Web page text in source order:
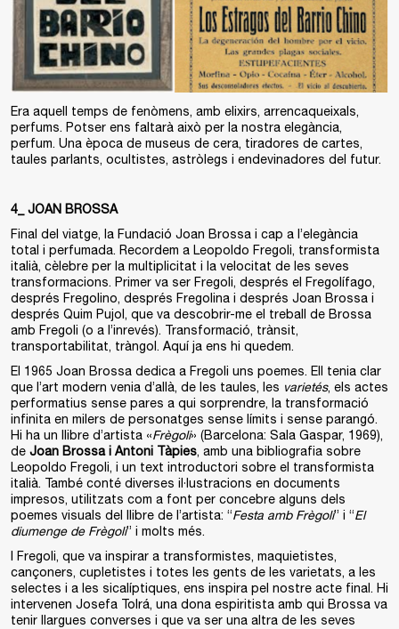
Era aquell temps de fenòmens, amb elixirs, arrencaqueixals,
perfums. Potser ens faltarà això per la nostra elegància,
perfum. Una època de museus de cera, tiradores de cartes,
taules parlants, ocultistes, astròlegs i endevinadores del futur.
4_ JOAN BROSSA
Final del viatge, la Fundació Joan Brossa i cap a l’elegància
total i perfumada. Recordem a Leopoldo Fregoli, transformista
italià, cèlebre per la multiplicitat i la velocitat de les seves
transformacions. Primer va ser Fregoli, després el Fregolífago,
després Fregolino, després Fregolina i després Joan Brossa i
després Quim Pujol, que va descobrir-me el treball de Brossa
amb Fregoli (o a l’inrevés). Transformació, trànsit,
transportabilitat, tràngol. Aquí ja ens hi quedem.
El 1965 Joan Brossa dedica a Fregoli uns poemes. Ell tenia clar
que l’art modern venia d’allà, de les taules, les varietés, els actes
performatius sense pares a qui sorprendre, la transformació
infinita en milers de personatges sense límits i sense parangó.
Hi ha un llibre d’artista «Frègoli» (Barcelona: Sala Gaspar, 1969),
de Joan Brossa i Antoni Tàpies, amb una bibliografia sobre
Leopoldo Fregoli, i un text introductori sobre el transformista
italià. També conté diverses il·lustracions en documents
impresos, utilitzats com a font per concebre alguns dels
poemes visuals del llibre de l’artista: “Festa amb Frègoli” i “El
diumenge de Frègoli” i molts més.
I Fregoli, que va inspirar a transformistes, maquietistes,
cançoners, cupletistes i totes les gents de les varietats, a les
selectes i a les sicalíptiques, ens inspira pel nostre acte final. Hi
intervenen Josefa Tolrá, una dona espiritista amb qui Brossa va
tenir llargues converses i que va ser una altra de les seves